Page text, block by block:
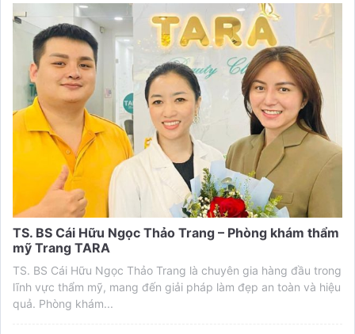
TS. BS Cái Hữu Ngọc Thảo Trang – Phòng khám thẩm
mỹ Trang TARA
TS. BS Cái Hữu Ngọc Thảo Trang là chuyên gia hàng đầu trong
lĩnh vực thẩm mỹ, mang đến giải pháp làm đẹp an toàn và hiệu
quả. Phòng khám...